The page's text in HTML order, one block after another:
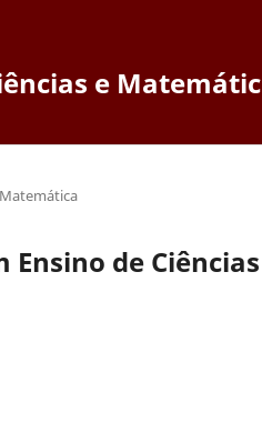
e
Ensino de